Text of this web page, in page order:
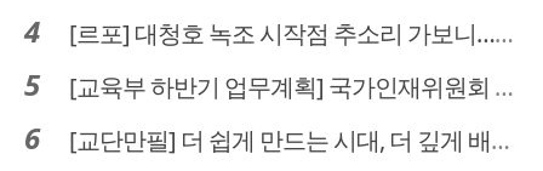
[르포] 대청호 녹조 시작점 추소리 가보니…걷어내도 짙은 초록빛
[교육부 하반기 업무계획] 국가인재위원회 신설… 거점국립대 3곳 성장엔진·AI 분야 패키지 지원
[교단만필] 더 쉽게 만드는 시대, 더 깊게 배우는 교육